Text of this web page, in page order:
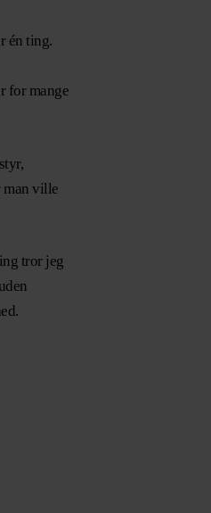
én ting.
for mange
man ville
tror jeg